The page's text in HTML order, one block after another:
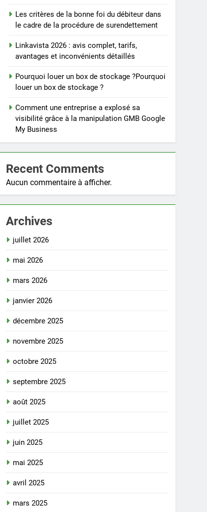
Les critères de la bonne foi du débiteur dans
le cadre de la procédure de surendettement
Linkavista 2026 : avis complet, tarifs,
avantages et inconvénients détaillés
Pourquoi louer un box de stockage ?Pourquoi
louer un box de stockage ?
Comment une entreprise a explosé sa
visibilité grâce à la manipulation GMB Google
My Business
Recent Comments
Aucun commentaire à afficher.
Archives
juillet 2026
mai 2026
mars 2026
janvier 2026
décembre 2025
novembre 2025
octobre 2025
septembre 2025
août 2025
juillet 2025
juin 2025
mai 2025
avril 2025
mars 2025